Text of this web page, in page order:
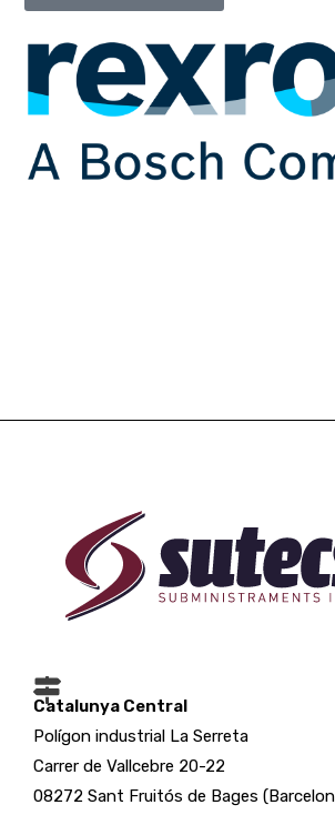
Catalunya Central
Polígon industrial La Serreta
Carrer de Vallcebre 20-22
08272 Sant Fruitós de Bages